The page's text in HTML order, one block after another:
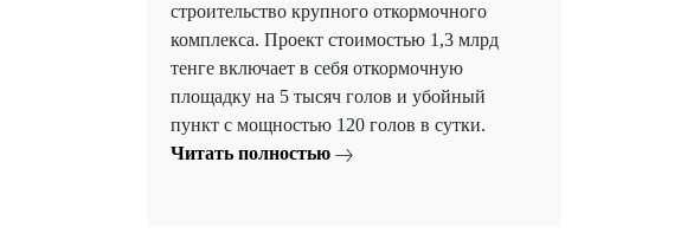
строительство крупного откормочного
комплекса. Проект стоимостью 1,3 млрд
тенге включает в себя откормочную
площадку на 5 тысяч голов и убойный
пункт с мощностью 120 голов в сутки.
Читать полностью